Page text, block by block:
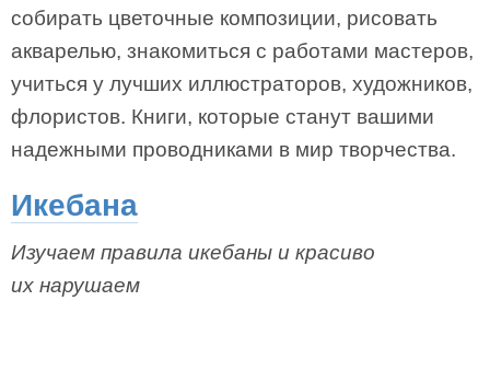
собирать цветочные композиции, рисовать
акварелью, знакомиться с работами мастеров,
учиться у лучших иллюстраторов, художников,
флористов. Книги, которые станут вашими
надежными проводниками в мир творчества.
Икебана
Изучаем правила икебаны и красиво
их нарушаем